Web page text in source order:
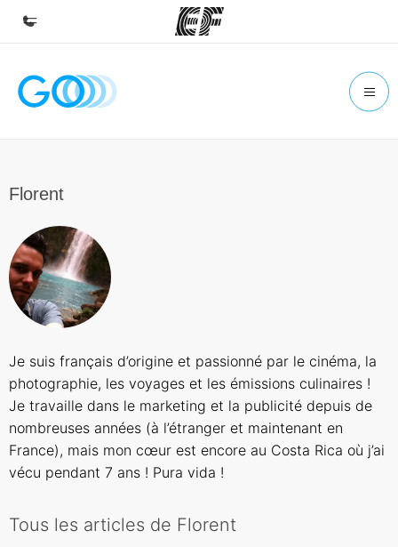
Accueil
Trouver un bureau
A propos de nous
Qui sommes-nous ?
Rejoignez nos équipes
Florent
Je suis français d’origine et passionné par le cinéma, la
photographie, les voyages et les émissions culinaires !
Je travaille dans le marketing et la publicité depuis de
nombreuses années (à l’étranger et maintenant en
France), mais mon cœur est encore au Costa Rica où j’ai
vécu pendant 7 ans ! Pura vida !
Tous les articles de Florent